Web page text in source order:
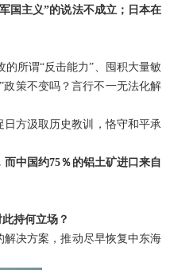
国主义”的说法不成立；日本在
所谓“反击能力”、囤积大量敏
策不变吗？言行不一无法化解
日方汲取历史教训，恪守和平承
中国约75％的铝土矿进口来自
持何立场？
决方案，推动尽早恢复中东海